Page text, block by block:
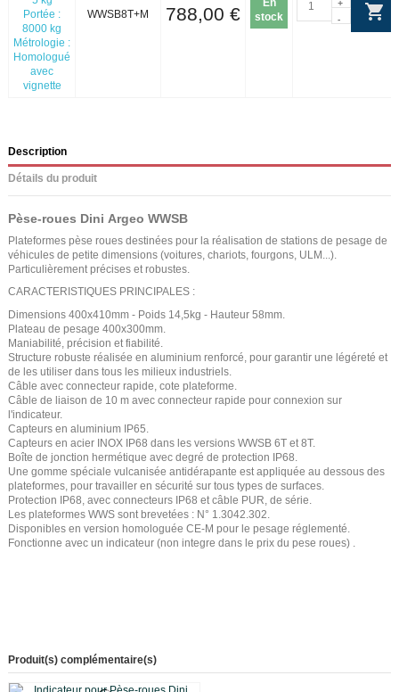
Portée :
8000 kg
Métrologie :
Homologué
avec
vignette
WWSB8T+M 788,00 €
En
stock
+
-
Description
Détails du produit
Pèse-roues Dini Argeo WWSB
Plateformes pèse roues destinées pour la réalisation de stations de pesage de
véhicules de petite dimensions (voitures, chariots, fourgons, ULM...).
Particulièrement précises et robustes.
CARACTERISTIQUES PRINCIPALES :
Dimensions 400x410mm - Poids 14,5kg - Hauteur 58mm.
Plateau de pesage 400x300mm.
Maniabilité, précision et fiabilité.
Structure robuste réalisée en aluminium renforcé, pour garantir une légéreté et
de les utiliser dans tous les milieux industriels.
Câble avec connecteur rapide, cote plateforme.
Câble de liaison de 10 m avec connecteur rapide pour connexion sur
l'indicateur.
Capteurs en aluminium IP65.
Capteurs en acier INOX IP68 dans les versions WWSB 6T et 8T.
Boîte de jonction hermétique avec degré de protection IP68.
Une gomme spéciale vulcanisée antidérapante est appliquée au dessous des
plateformes, pour travailler en sécurité sur tous types de surfaces.
Protection IP68, avec connecteurs IP68 et câble PUR, de série.
Les plateformes WWS sont brevetées : N° 1.3042.302.
Disponibles en version homologuée CE-M pour le pesage réglementé.
Fonctionne avec un indicateur (non integre dans le prix du pese roues) .
Produit(s) complémentaire(s)